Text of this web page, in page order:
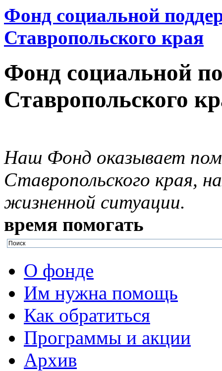
Фонд социальной
Ставропольского края
Фонд социальной
Ставропольского
Наш Фонд оказывает
Ставропольского края,
жизненной ситуации.
время помогать
О фонде
Им нужна помощь
Как обратиться
Программы и акции
Архив